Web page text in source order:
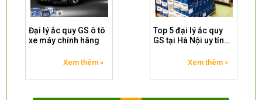
Đại lý ắc quy GS ô tô
xe máy chính hãng
Xem thêm »
Top 5 đại lý ắc quy
GS tại Hà Nội uy tín
Xem thêm »